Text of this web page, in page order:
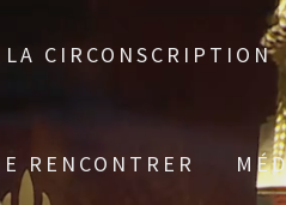
LA CIRCONSCRIPTION
RENCONTRER